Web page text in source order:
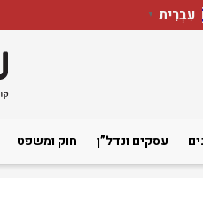
עִבְרִית ▼
עסקים ונדל”ן חוק ומשפט